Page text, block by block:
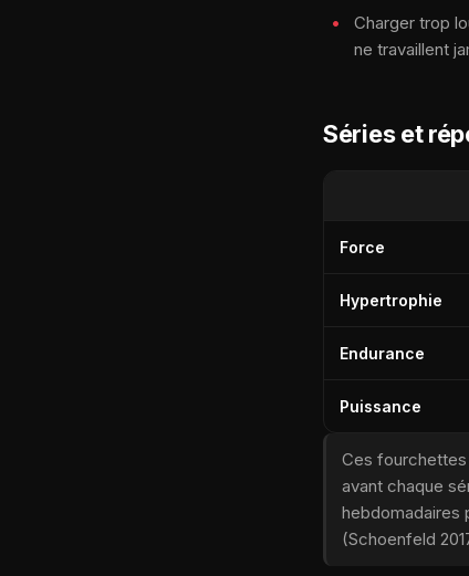
Charger trop
ne travaillent
Séries et
Force
Hypertrophie
Endurance
Puissance
Ces
avant chaque
hebdomadaires
(Schoenfeld